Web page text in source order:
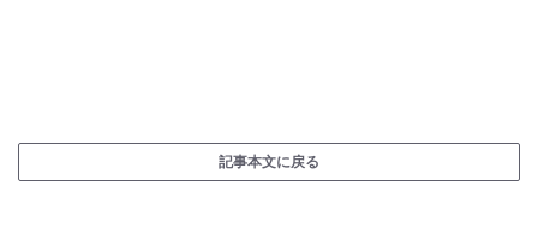
記事本文に戻る